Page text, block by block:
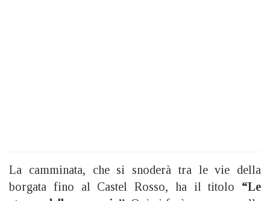
La camminata, che si snoderà tra le vie della
borgata fino al Castel Rosso, ha il titolo “Le